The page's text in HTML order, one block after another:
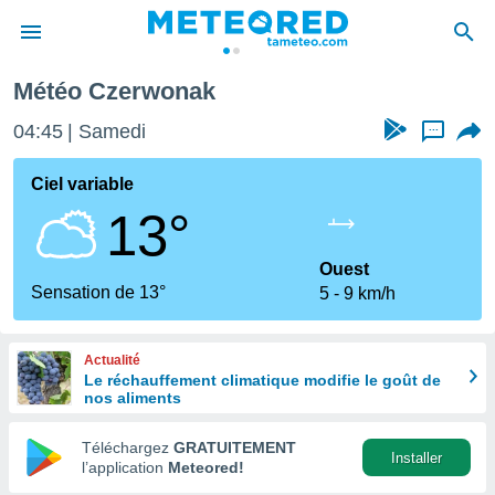
de
en
Météo Czerwonak
04:45 Samedi ...
Ciel variable
13°
Sensation de 13°
Ouest
5
9 km/h
Actualité
Le réchauffement climatique modifie le goût de
nos aliments
Téléchargez GRATUITEMENT
l’application Meteored!
Installer